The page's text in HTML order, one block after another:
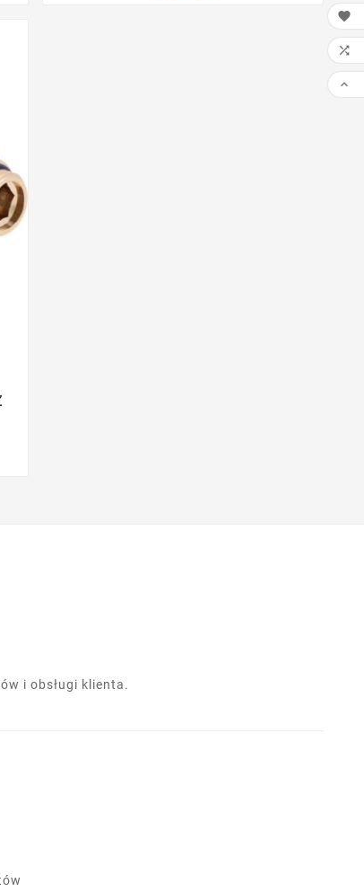
i obsługi klienta.


